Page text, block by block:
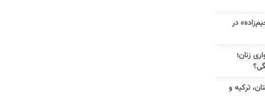
در
زنان؛
ترکیه و